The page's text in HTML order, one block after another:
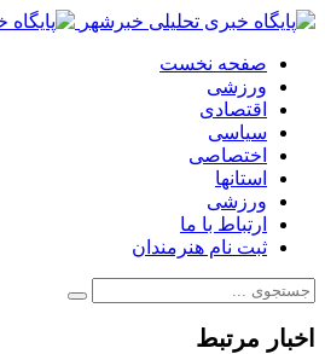
صفحه نخست
ورزشی
اقتصادی
سیاسی
اختصاصی
استانها
ورزشی
ارتباط با ما
ثبت نام هنرمندان
اخبار مرتبط